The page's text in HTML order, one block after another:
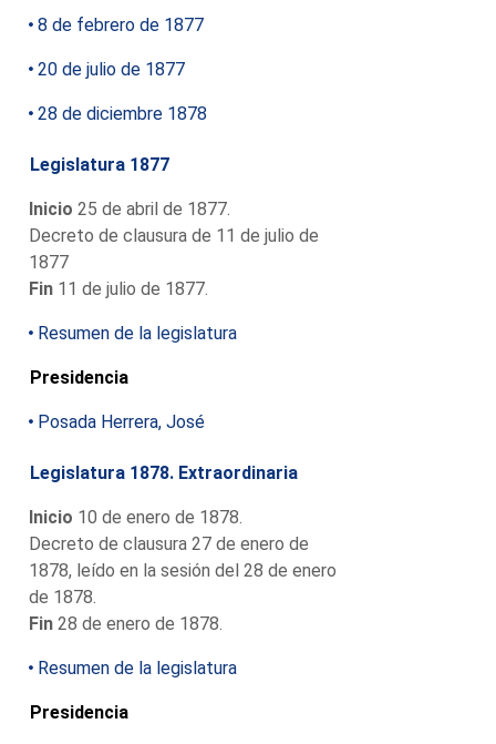
8 de febrero de 1877
20 de julio de 1877
28 de diciembre 1878
Legislatura 1877
Inicio 25 de abril de 1877.
Decreto de clausura de 11 de julio de
1877
Fin 11 de julio de 1877.
Resumen de la legislatura
Presidencia
Posada Herrera, José
Legislatura 1878. Extraordinaria
Inicio 10 de enero de 1878.
Decreto de clausura 27 de enero de
1878, leído en la sesión del 28 de enero
de 1878.
Fin 28 de enero de 1878.
Resumen de la legislatura
Presidencia